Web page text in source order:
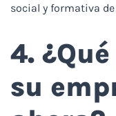
social y formativa
4.
su